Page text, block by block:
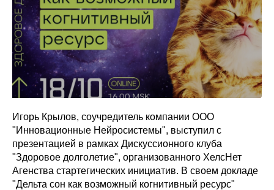
Игорь Крылов, соучредитель компании ООО
"Инновационные Нейросистемы", выступил с
презентацией в рамках Дискуссионного клуба
"Здоровое долголетие", организованного ХелсНет
Агенства стартегических инициатив. В своем докладе
"Дельта сон как возможный когнитивный ресурс"